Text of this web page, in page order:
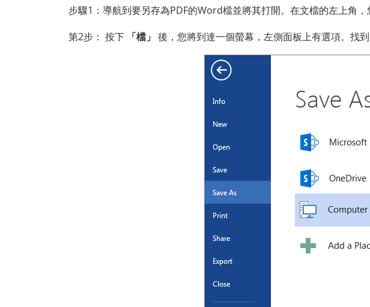
步驟1：導航到要另存為PDF的Word檔並將其打開。在文檔的左上角，
第2步： 按下 「檔」 後，您將到達一個螢幕，左側面板上有選項。找到